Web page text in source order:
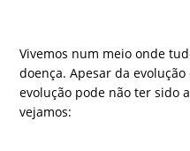
Vivemos num meio onde
doença. Apesar da
evolução pode não ter sido
vejamos: